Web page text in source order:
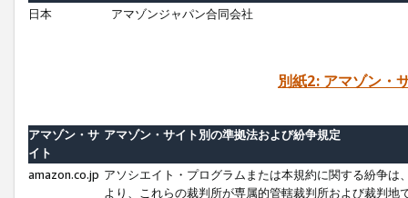
日本
アマゾンジャパン合同会社
別紙2: アマゾン・
アマゾン・サ
イト
アマゾン・サイト別の準拠法および紛争規定
amazon.co.jp アソシエイト・プログラムまたは本規約に関する紛争
より、これらの裁判所が専属的管轄裁判所および裁判